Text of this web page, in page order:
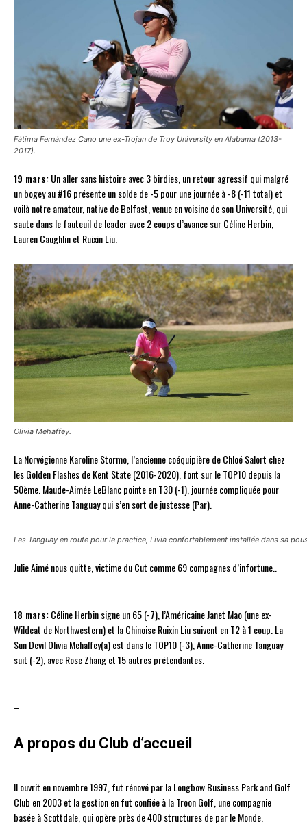
Fátima Fernández Cano une ex-Trojan de Troy University en Alabama (2013-
2017).
19 mars:Un aller sans histoire avec 3 birdies, un retour agressif qui malgré
un bogey au #16 présente un solde de -5 pour une journée à -8 (-11 total) et
voilà notre amateur, native de Belfast, venue en voisine de son Université, qui
saute dans le fauteuil de leader avec 2 coups d’avance sur Céline Herbin,
Lauren Caughlin et Ruixin Liu.
Olivia Mehaffey.
La Norvégienne Karoline Stormo, l’ancienne coéquipière de Chloé Salort chez
les Golden Flashes de Kent State (2016-2020), font sur le TOP10 depuis la
50ème. Maude-Aimée LeBlanc pointe en T30 (-1), journée compliquée pour
Anne-Catherine Tanguay qui s’en sort de justesse (Par).
Les Tanguay en route pour le practice, Livia confortablement installée dans sa
Julie Aimé nous quitte, victime du Cut comme 69 compagnes d’infortune..
18 mars:Céline Herbin signe un 65 (-7), l’Américaine Janet Mao (une ex-
Wildcat de Northwestern) et la Chinoise Ruixin Liu suivent en T2 à 1 coup. La
Sun Devil Olivia Mehaffey(a) est dans le TOP10 (-3), Anne-Catherine Tanguay
suit (-2), avec Rose Zhang et 15 autres prétendantes.
–
A propos du Club d’accueil
Il ouvrit en novembre 1997, fut rénové par la Longbow Business Park and Golf
Club en 2003 et la gestion en fut confiée à la Troon Golf, une compagnie
basée à Scottdale, qui opère près de 400 structures de par le Monde.